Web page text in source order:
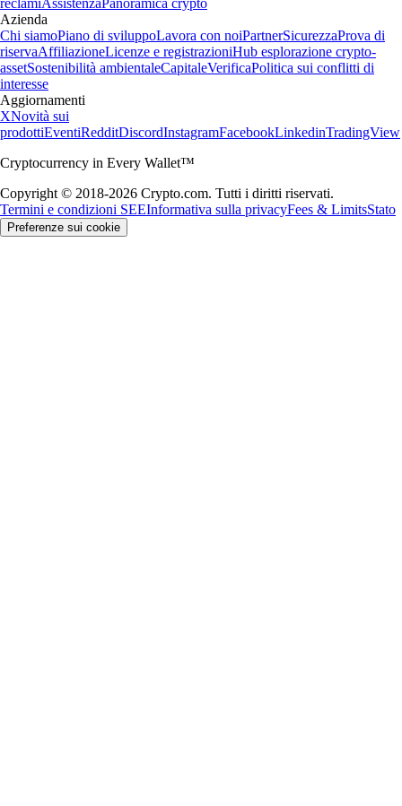
reclamiAssistenza Panoramica crypto
Azienda
Chi siamoPiano di sviluppoLavora con noiPartnerSicurezzaProva di
riservaAffiliazioneLicenze e registrazioniHub esplorazione crypto-
assetSostenibilità ambientaleCapitaleVerificaPolitica sui conflitti di
interesse
Aggiornamenti
XNovità sui
prodottiEventiRedditDiscordInstagramFacebookLinkedinTradingView
Cryptocurrency in Every Wallet™
Copyright © 2018-2026 Crypto.com. Tutti i diritti riservati.
Termini e condizioni SEEInformativa sulla privacyFees & LimitsStato
Preferenze sui cookie